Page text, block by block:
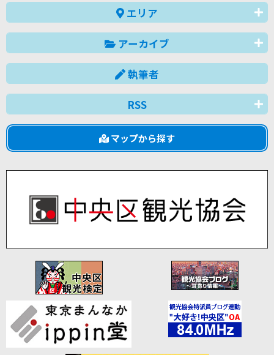
エリア
アーカイブ
執筆者
RSS
マップから探す